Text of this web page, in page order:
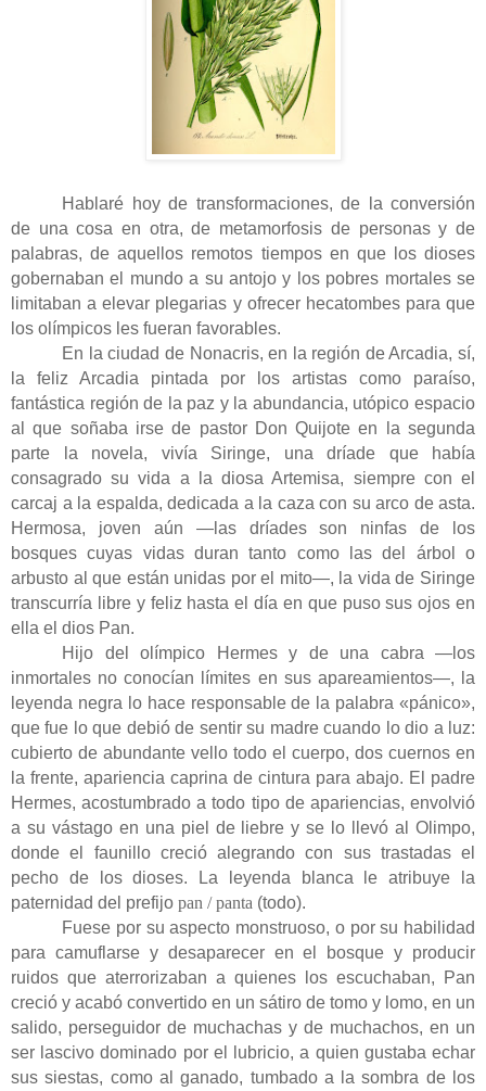
Hablaré hoy de transformaciones, de la conversión
de una cosa en otra, de metamorfosis de personas y de
palabras, de aquellos remotos tiempos en que los dioses
gobernaban el mundo a su antojo y los pobres mortales se
limitaban a elevar plegarias y ofrecer hecatombes para que
los olímpicos les fueran favorables.
En la ciudad de Nonacris, en la región de Arcadia, sí,
la feliz Arcadia pintada por los artistas como paraíso,
fantástica región de la paz y la abundancia, utópico espacio
al que soñaba irse de pastor Don Quijote en la segunda
parte la novela, vivía Siringe, una dríade que había
consagrado su vida a la diosa Artemisa, siempre con el
carcaj a la espalda, dedicada a la caza con su arco de asta.
Hermosa, joven aún —las dríades son ninfas de los
bosques cuyas vidas duran tanto como las del árbol o
arbusto al que están unidas por el mito—, la vida de Siringe
transcurría libre y feliz hasta el día en que puso sus ojos en
ella el dios Pan.
Hijo del olímpico Hermes y de una cabra —los
inmortales no conocían límites en sus apareamientos—, la
leyenda negra lo hace responsable de la palabra «pánico»,
que fue lo que debió de sentir su madre cuando lo dio a luz:
cubierto de abundante vello todo el cuerpo, dos cuernos en
la frente, apariencia caprina de cintura para abajo. El padre
Hermes, acostumbrado a todo tipo de apariencias, envolvió
a su vástago en una piel de liebre y se lo llevó al Olimpo,
donde el faunillo creció alegrando con sus trastadas el
pecho de los dioses. La leyenda blanca le atribuye la
paternidad del prefijo pan / panta (todo).
Fuese por su aspecto monstruoso, o por su habilidad
para camuflarse y desaparecer en el bosque y producir
ruidos que aterrorizaban a quienes los escuchaban, Pan
creció y acabó convertido en un sátiro de tomo y lomo, en un
salido, perseguidor de muchachas y de muchachos, en un
ser lascivo dominado por el lubricio, a quien gustaba echar
sus siestas, como al ganado, tumbado a la sombra de los